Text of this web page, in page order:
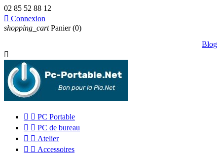
02 85 52 88 12
 Connexion
shopping_cart Panier (0)
Blog

  PC Portable
  PC de bureau
  Atelier
  Accessoires